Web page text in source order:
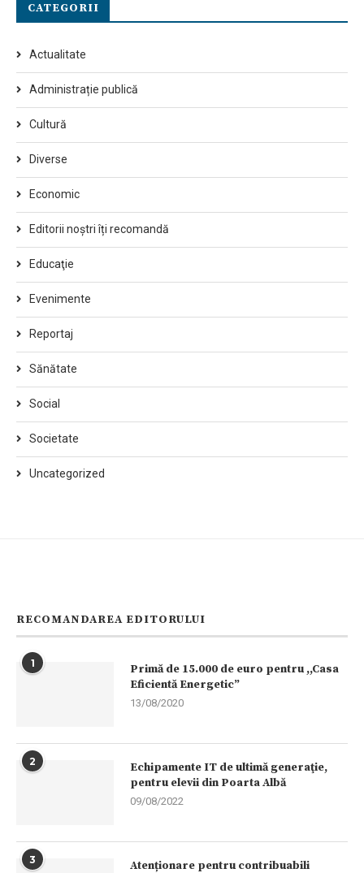
CATEGORII
Actualitate
Administrație publică
Cultură
Diverse
Economic
Editorii noștri îți recomandă
Educaţie
Evenimente
Reportaj
Sănătate
Social
Societate
Uncategorized
RECOMANDAREA EDITORULUI
1
Primă de 15.000 de euro pentru ,,Casa
Eficientă Energetic”
13/08/2020
2
Echipamente IT de ultimă generaţie,
pentru elevii din Poarta Albă
09/08/2022
3 Atenționare pentru contribuabili